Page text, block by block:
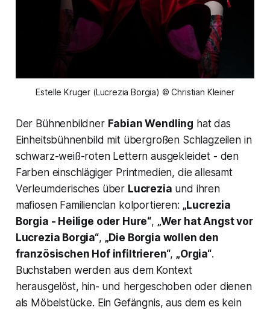
Estelle Kruger (Lucrezia Borgia) © Christian Kleiner
Der Bühnenbildner Fabian Wendling hat das
Einheitsbühnenbild mit übergroßen Schlagzeilen in
schwarz-weiß-roten Lettern ausgekleidet - den
Farben einschlägiger Printmedien, die allesamt
Verleumderisches über Lucrezia und ihren
mafiosen Familienclan kolportieren: „Lucrezia
Borgia - Heilige oder Hure“, „Wer hat Angst vor
Lucrezia Borgia“, „Die Borgia wollen den
französischen Hof infiltrieren“, „Orgia“.
Buchstaben werden aus dem Kontext
herausgelöst, hin- und hergeschoben oder dienen
als Möbelstücke. Ein Gefängnis, aus dem es kein